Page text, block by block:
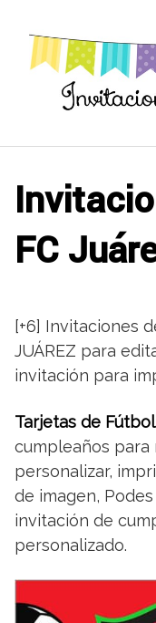
contenido
FC
[+6] Invitaciones
JUÁREZ para
invitación para
Tarjetas de
cumpleaños para
personalizar,
de imagen,
invitación de
personalizado.